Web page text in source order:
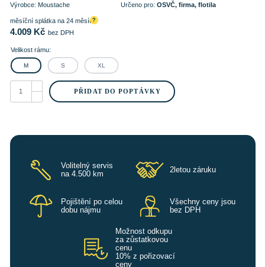
Výrobce: Moustache Určeno pro: OSVČ, firma, flotila
?
měsíční splátka na 24 měsíců
4.009 Kč bez DPH
Velikost rámu:
M S XL
Samedi
Metal
množství
PŘIDAT DO POPTÁVKY
Volitelný servis
na 4.500 km
2letou záruku
Pojištění po celou
dobu nájmu
Všechny ceny jsou
bez DPH
Možnost odkupu
za zůstatkovou
cenu
10% z pořizovací
ceny